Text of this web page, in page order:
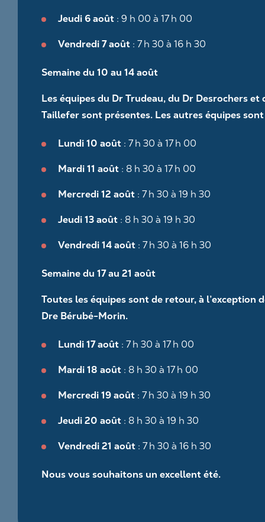
la bouche des bactéries qui causent
des facteurs antibactériens
la reminéralisation de l’émail
Jeudi 6 août: 9 h 00 à 17 h 00
Vendredi 7 août: 7 h 30 à 16 h 30
Semaine du 10 au 14 août
Les équipes du Dr Trudeau, du Dr Desrochers et
Taillefer sont présentes. Les autres équipes sont
Lundi 10 août: 7 h 30 à 17 h 00
Mardi 11 août: 8 h 30 à 17 h 00
Mercredi 12 août: 7 h 30 à 19 h 30
Jeudi 13 août: 8 h 30 à 19 h 30
Vendredi 14 août: 7 h 30 à 16 h 30
Semaine du 17 au 21 août
Toutes les équipes sont de retour, à l’exception
Dre Bérubé-Morin.
Lundi 17 août: 7 h 30 à 17 h 00
Mardi 18 août: 8 h 30 à 17 h 00
Mercredi 19 août: 7 h 30 à 19 h 30
Jeudi 20 août: 8 h 30 à 19 h 30
Vendredi 21 août: 7 h 30 à 16 h 30
Nous vous souhaitons un excellent été.